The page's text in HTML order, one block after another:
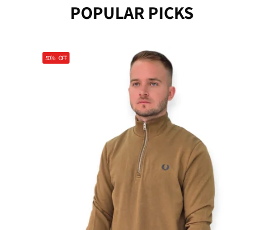
POPULAR PICKS
50% OFF